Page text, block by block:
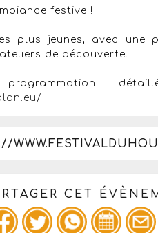
festive !
plus jeunes, avec une
de découverte.
CET